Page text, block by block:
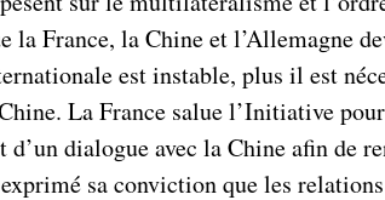
la France, la Chine et l’Allemagne
est instable, plus il est
La France salue l’Initiative
dialogue avec la Chine afin de
sa conviction que les